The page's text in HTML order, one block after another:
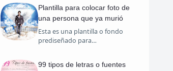
Plantilla para colocar foto de
una persona que ya murió
Esta es una plantilla o fondo
prediseñado para…
99 tipos de letras o fuentes